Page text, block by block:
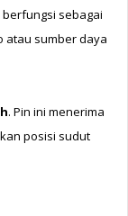
berfungsi sebagai
atau sumber daya
. Pin ini menerima
posisi sudut